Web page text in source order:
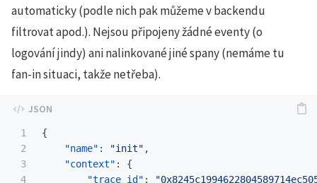
automaticky (podle nich pak můžeme v backendu
filtrovat apod.). Nejsou připojeny žádné eventy (o
logování jindy) ani nalinkované jiné spany (nemáme tu
fan-in situaci, takže netřeba).
1
2
3
4
{
"name" : "init" ,
"context" :
{
"trace_id" :